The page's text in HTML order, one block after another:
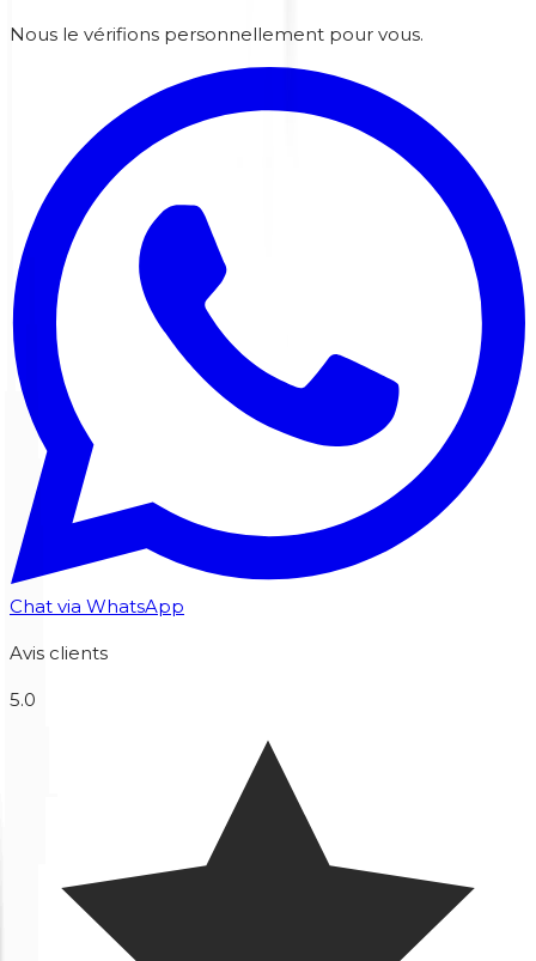
Nous le vérifions personnellement pour vous.
Chat via WhatsApp
Avis clients
5.0